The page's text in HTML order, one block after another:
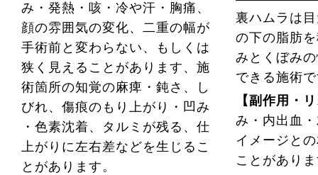
み・発熱・咳・冷や汗・胸痛、
顔の雰囲気の変化、二重の幅が
手術前と変わらない、もしくは
狭く見えることがあります、施
術箇所の知覚の麻痺・鈍さ、し
びれ、傷痕のもり上がり・凹み
・色素沈着、タルミが残る、仕
上がりに左右差などを生じるこ
とがあります。
裏ハムラは
の下の脂肪
みとくぼみ
できる施術
【副作用・
み・内出血
イメージと
ことがあり